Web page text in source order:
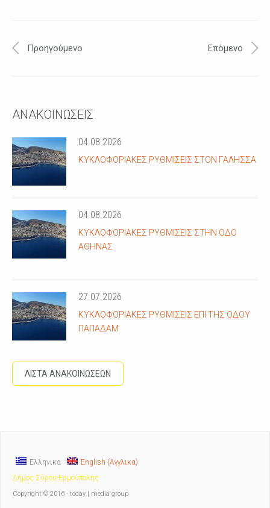
Προηγούμενο Επόμενο
ΑΝΑΚΟΙΝΩΣΕΙΣ
04.08.2026
ΚΥΚΛΟΦΟΡΙΑΚΈΣ ΡΥΘΜΊΣΕΙΣ ΣΤΟΝ ΓΑΛΗΣΣΆ
04.08.2026
ΚΥΚΛΟΦΟΡΙΑΚΈΣ ΡΥΘΜΊΣΕΙΣ ΣΤΗΝ ΟΔΌ
ΑΘΗΝΆΣ
27.07.2026
ΚΥΚΛΟΦΟΡΙΑΚΈΣ ΡΥΘΜΊΣΕΙΣ ΕΠΊ ΤΗΣ ΟΔΟΎ
ΠΑΠΑΔΆΜ
ΛΙΣΤΑ ΑΝΑΚΟΙΝΩΣΕΩΝ
Ελληνικα English (Αγγλικα)
Δήμος Σύρου-Ερμούπολης
Copyright © 2016 - today | media group